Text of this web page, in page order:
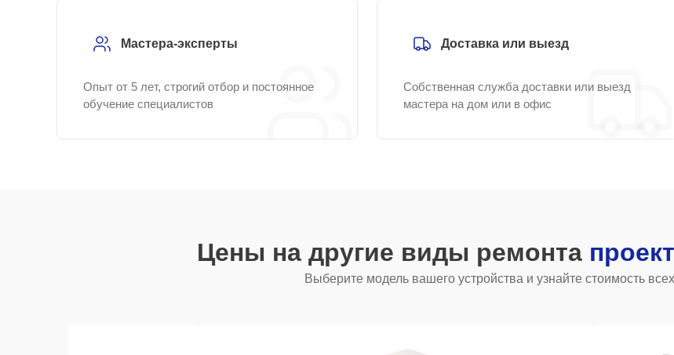
Мастера-эксперты
Опыт от 5 лет, строгий отбор и постоянное
обучение специалистов
Доставка или выезд
Собственная служба доставки или выезд
мастера на дом или в офис
Цены на другие виды ремонта
Выберите модель вашего устройства и узнайте стоимость